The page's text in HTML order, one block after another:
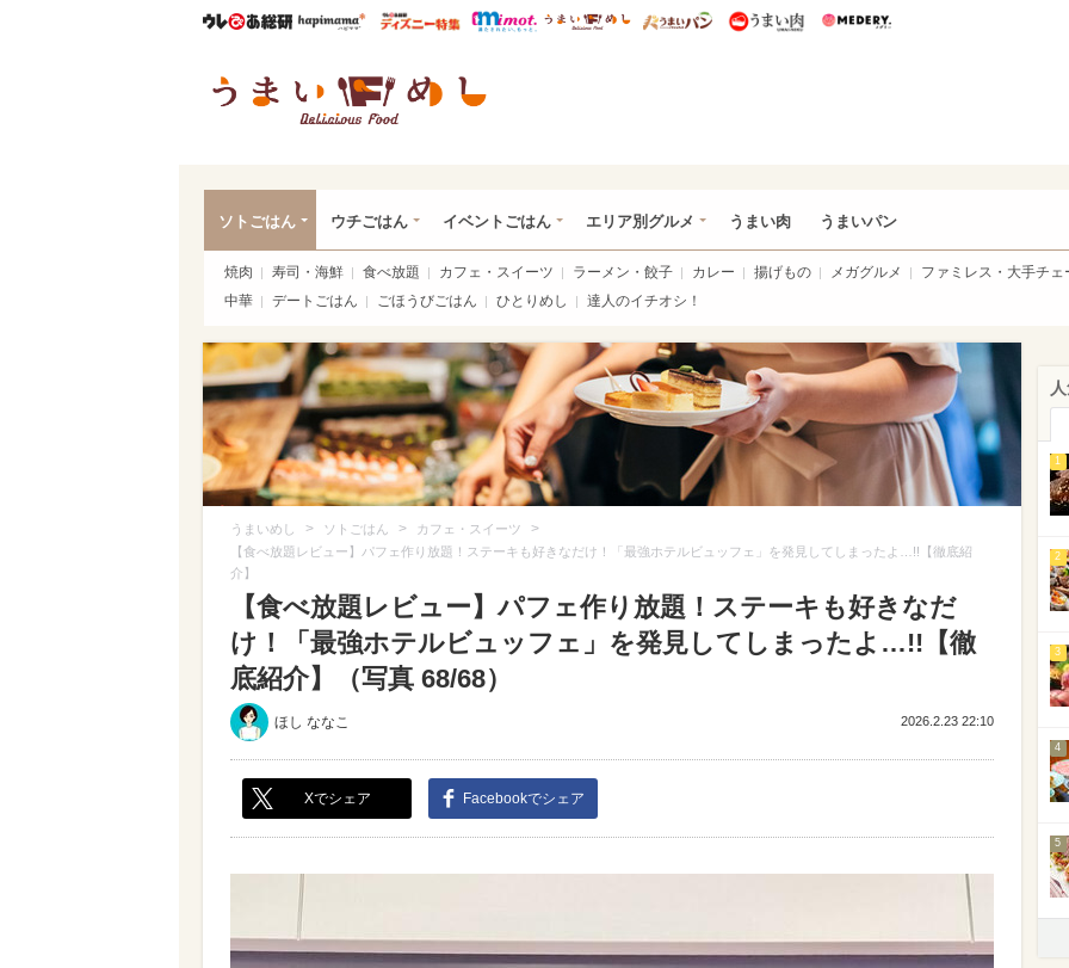
ウレぴあ総研ハピママ* ウレぴあ総研 ディズニー特集
mimot. うまいめし うまいパン うまい肉
ソトごはん ウチごはん イベントごはん エリア別グルメ うまい肉 うまいパン
焼肉 寿司・海鮮 食べ放題 カフェ・スイーツ ラーメン・餃子 カレー 揚げもの メガグルメ
ファミレス・大手チェ
中華
デートごはん ごほうびごはん ひとりめし 達人のイチオシ！
うまいめし > ソトごはん > カフェ・スイーツ >
【食べ放題レビュー】パフェ作り放題！ステーキも好きなだけ！「最強ホテルビュッフェ」を発見してしまったよ…!!【徹底紹
介】
【食べ放題レビュー】パフェ作り放題！ステーキも好きなだ
け！「最強ホテルビュッフェ」を発見してしまったよ…!!【徹
底紹介】（写真 68/68）
ほし ななこ 2026.2.23 22:10
Xでシェア Facebookでシェア
1
2
3
4
5